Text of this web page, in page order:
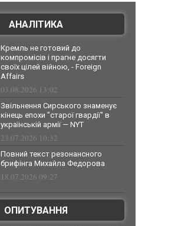
АНАЛІТИКА
Кремль не готовий до
компромісів і прагне досягти
своїх цілей війною, - Foreign
Affairs
03.08.2026 13:02
Звільнення Сирського знаменує
кінець епохи "старої гвардії" в
українській армії — NYT
23.07.2026 10:32
Повний текст резонансного
брифінга Михайла Федорова
18.07.2026 09:27
ОПИТУВАННЯ